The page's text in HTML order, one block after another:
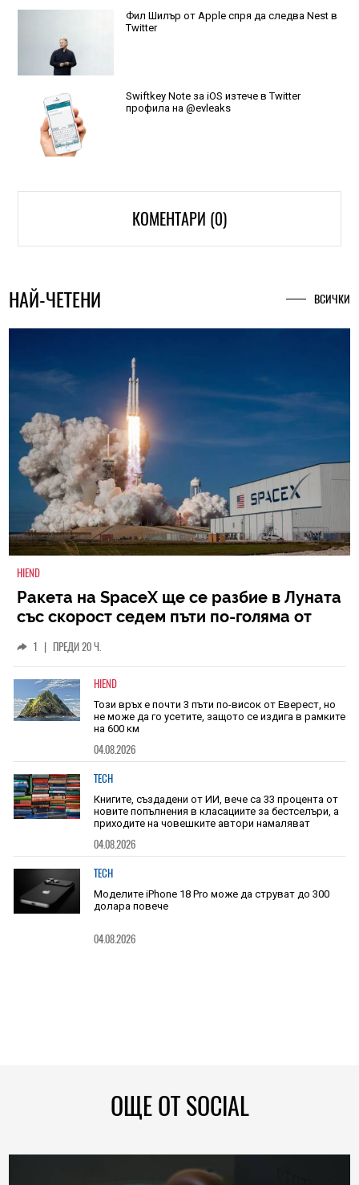
Фил Шилър от Apple спря да следва Nest в
Twitter
Swiftkey Note за iOS изтече в Twitter
профила на @evleaks
КОМЕНТАРИ (0)
НАЙ-ЧЕТЕНИ ВСИЧКИ
HIEND
Ракета на SpaceX ще се разбие в Луната
със скорост седем пъти по-голяма от
1 | ПРЕДИ 20 Ч.
HIEND
Този връх е почти 3 пъти по-висок от Еверест, но
не може да го усетите, защото се издига в рамките
на 600 км
04.08.2026
TECH
Книгите, създадени от ИИ, вече са 33 процента от
новите попълнения в класациите за бестселъри, а
приходите на човешките автори намаляват
04.08.2026
TECH
Моделите iPhone 18 Pro може да струват до 300
долара повече
04.08.2026
ОЩЕ ОТ SOCIAL